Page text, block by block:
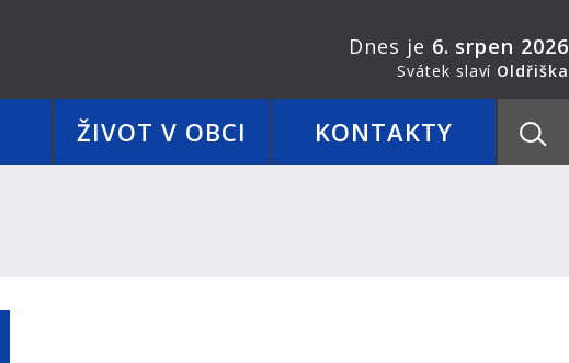
ŽIVOT V OBCI KONTAKTY
Dnes je 6. srpen 2026
Svátek slaví Oldřiška